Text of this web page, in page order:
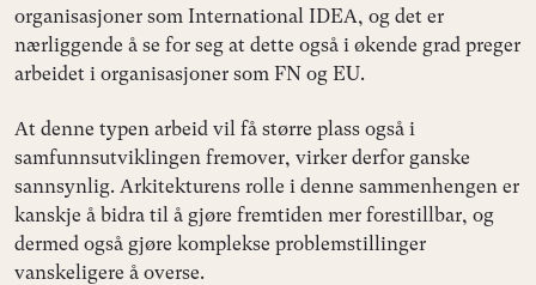
organisasjoner som International IDEA, og det er
nærliggende å se for seg at dette også i økende grad preger
arbeidet i organisasjoner som FN og EU.
At denne typen arbeid vil få større plass også i
samfunnsutviklingen fremover, virker derfor ganske
sannsynlig. Arkitekturens rolle i denne sammenhengen er
kanskje å bidra til å gjøre fremtiden mer forestillbar, og
dermed også gjøre komplekse problemstillinger
vanskeligere å overse.